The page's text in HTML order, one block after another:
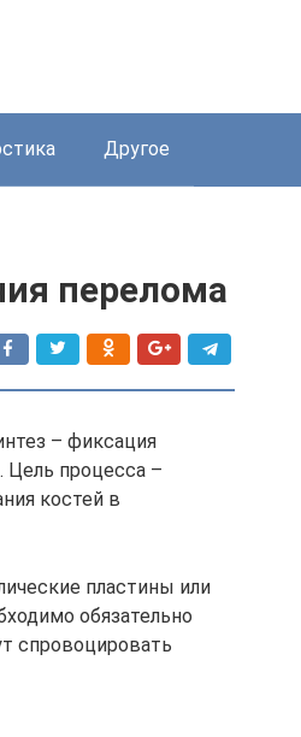
Другое
перелома
– фиксация
Цель процесса –
костей в
пластины или
обязательно
спровоцировать